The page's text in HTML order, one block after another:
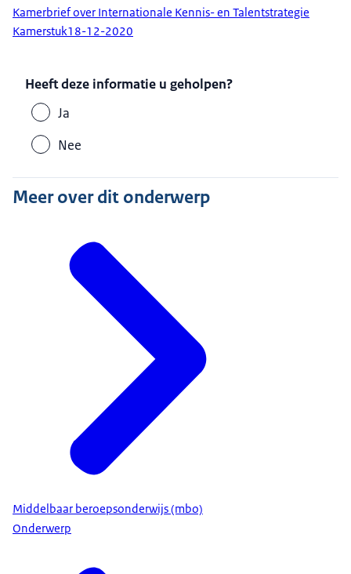
Kamerbrief over Internationale Kennis- en Talentstrategie
Kamerstuk18-12-2020
Heeft deze informatie u geholpen?
Ja
Nee
Meer over dit onderwerp
Middelbaar beroepsonderwijs (mbo)
Onderwerp